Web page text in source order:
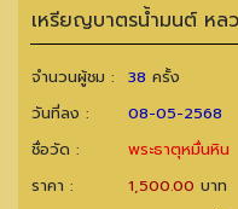
เหรียญบาตรน้ำมนต์ หล
จำนวนผู้ชม : 38 ครั้ง
วันที่ลง :
08-05-2568
ชื่อวัด :
พระธาตุหมื่นหิน
ราคา :
1,500.00 บาท